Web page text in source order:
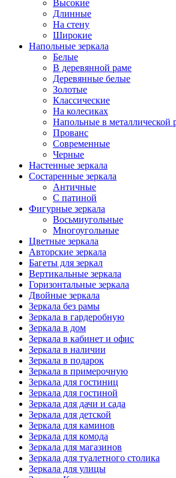
Высокие
Длинные
На стену
Широкие
Напольные зеркала
Белые
В деревянной раме
Деревянные белые
Золотые
Классические
На колесиках
Напольные в металлической
Прованс
Современные
Черные
Настенные зеркала
Состаренные зеркала
Античные
С патиной
Фигурные зеркала
Восьмиугольные
Многоугольные
Цветные зеркала
Авторские зеркала
Багеты для зеркал
Вертикальные зеркала
Горизонтальные зеркала
Двойные зеркала
Зеркала без рамы
Зеркала в гардеробную
Зеркала в дом
Зеркала в кабинет и офис
Зеркала в наличии
Зеркала в подарок
Зеркала в примерочную
Зеркала для гостиниц
Зеркала для гостиной
Зеркала для дачи и сада
Зеркала для детской
Зеркала для каминов
Зеркала для комода
Зеркала для магазинов
Зеркала для туалетного столика
Зеркала для улицы